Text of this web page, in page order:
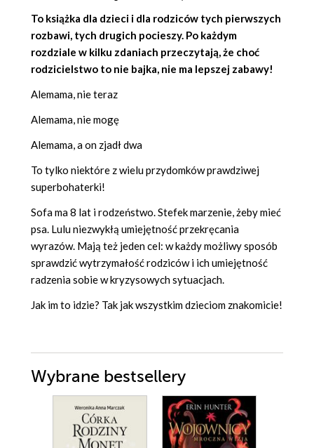
To książka dla dzieci i dla rodziców tych pierwszych
rozbawi, tych drugich pocieszy. Po każdym
rozdziale w kilku zdaniach przeczytają, że choć
rodzicielstwo to nie bajka, nie ma lepszej zabawy!
Alemama, nie teraz
Alemama, nie mogę
Alemama, a on zjadł dwa
To tylko niektóre z wielu przydomków prawdziwej
superbohaterki!
Sofa ma 8 lat i rodzeństwo. Stefek marzenie, żeby mieć
psa. Lulu niezwykłą umiejętność przekręcania
wyrazów. Mają też jeden cel: w każdy możliwy sposób
sprawdzić wytrzymałość rodziców i ich umiejętność
radzenia sobie w kryzysowych sytuacjach.
Jak im to idzie? Tak jak wszystkim dzieciom znakomicie!
Wybrane bestsellery